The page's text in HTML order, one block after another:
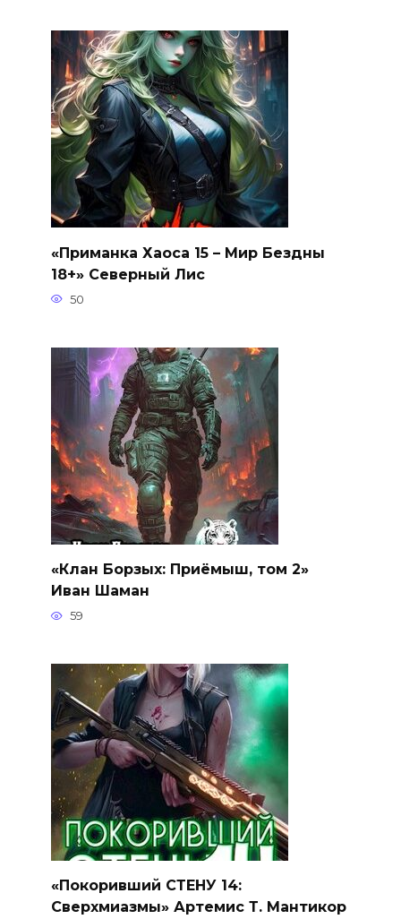
«Приманка Хаоса 15 – Мир Бездны
18+» Северный Лис
50
«Клан Борзых: Приёмыш, том 2»
Иван Шаман
59
«Покоривший СТЕНУ 14:
Сверхмиазмы» Артемис Т. Мантикор